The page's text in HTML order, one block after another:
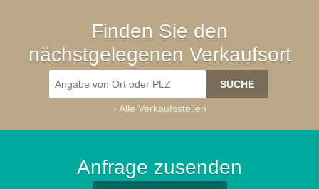
Finden Sie den
nächstgelegenen Verkaufsort
› Alle Verkaufsstellen
Anfrage zusenden